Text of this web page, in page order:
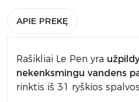
APIE PREKĘ
Rašikliai Le Pen yra
nekenksmingu vandens
rinktis iš 31 ryškios